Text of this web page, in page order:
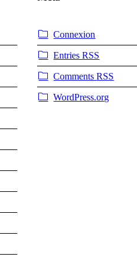
Connexion
EntriesRSS
CommentsRSS
WordPress.org